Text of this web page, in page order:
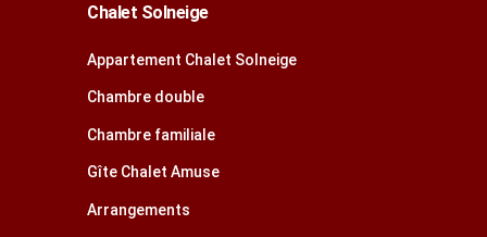
Chalet Solneige
Appartement Chalet Solneige
Chambre double
Chambre familiale
Gîte Chalet Amuse
Arrangements